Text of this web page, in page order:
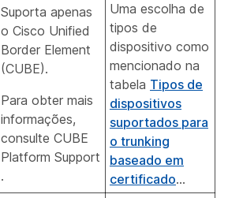
Suporta apenas
o Cisco Unified
Border Element
(CUBE).
Para obter mais
informações,
consulte CUBE
Platform Support
.
Uma escolha de
tipos de
dispositivo como
mencionado na
tabela Tipos de
dispositivos
suportados para
o trunking
baseado em
certificado...